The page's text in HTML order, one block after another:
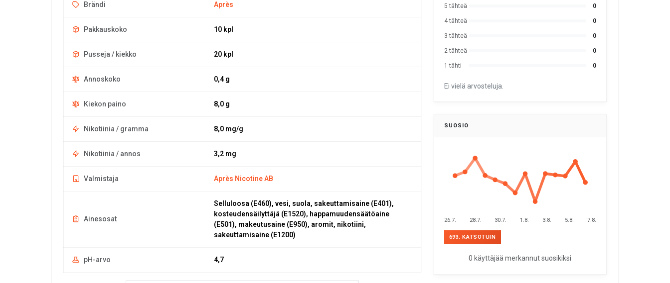
Brändi Après
Pakkauskoko 10 kpl
Pusseja / kiekko 20 kpl
Annoskoko 0,4 g
Kiekon paino 8,0 g
Nikotiinia / gramma 8,0 mg/g
Nikotiinia / annos 3,2 mg
Valmistaja Après Nicotine AB
Ainesosat
Selluloosa (E460), vesi, suola, sakeuttamisaine (E401),
kosteudensäilyttäjä (E1520), happamuudensäätöaine
(E501), makeutusaine (E950), aromit, nikotiini,
sakeuttamisaine (E1200)
pH-arvo 4,7
5 tähteä 0
4 tähteä 0
3 tähteä 0
2 tähteä 0
1 tähti 0
Ei vielä arvosteluja.
SUOSIO
26.7. 28.7. 30.7. 1.8. 3.8. 5.8. 7.8.
693. KATSOTUIN
0 käyttäjää merkannut suosikiksi